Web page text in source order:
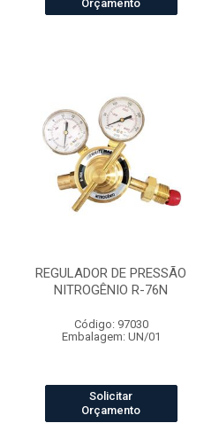
Orçamento
REGULADOR DE PRESSÃO
NITROGÊNIO R-76N
Código: 97030
Embalagem: UN/01
Solicitar
Orçamento